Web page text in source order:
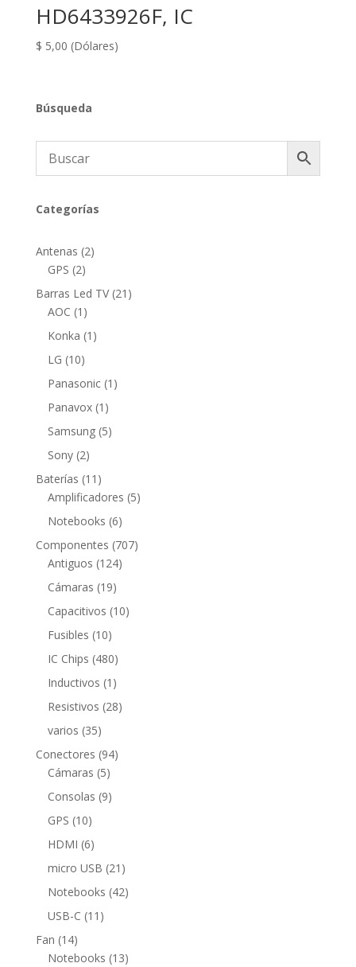
HD6433926F, IC
$ 5,00 (Dólares)
Búsqueda
Categorías
Antenas 22
GPS 22
productos
Barras Led TV 21 21
AOC 1 1
producto
Konka 1 1
LG 1010
productos
Panasonic 1 1
Panavox 1 1
producto
Samsung 55
Sony 22
productos
Baterías 11 11
productos
Amplificadores 55
Notebooks 66
productos
Componentes 707707
Antiguos 124124
Cámaras 1919
productos
Capacitivos 1010
Fusibles 1010
productos
IC Chips 480480
productos
Inductivos 1 1
producto
Resistivos 2828
varios 3535
productos
Conectores 9494
Cámaras 55
productos
Consolas 99
GPS 1010
productos
HDMI 66
productos
micro USB 21 21
productos
Notebooks 4242
USB-C 11 11
Fan 1414
productos
Notebooks 1313